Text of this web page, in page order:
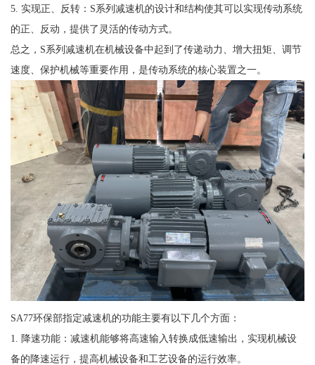
5. 实现正、反转：S系列减速机的设计和结构使其可以实现传动系统
的正、反动，提供了灵活的传动方式。
总之，S系列减速机在机械设备中起到了传递动力、增大扭矩、调节
速度、保护机械等重要作用，是传动系统的核心装置之一。
SA77环保部指定减速机的功能主要有以下几个方面：
1. 降速功能：减速机能够将高速输入转换成低速输出，实现机械设
备的降速运行，提高机械设备和工艺设备的运行效率。